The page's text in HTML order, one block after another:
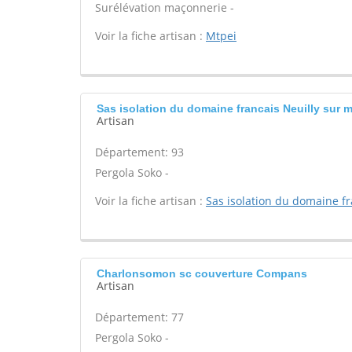
Surélévation maçonnerie -
Voir la fiche artisan : Mtpei
Sas isolation du domaine francais Neuilly sur
Artisan
Département: 93
Pergola Soko -
Voir la fiche artisan : Sas isolation du domaine
Charlonsomon sc couverture Compans
Artisan
Département: 77
Pergola Soko -